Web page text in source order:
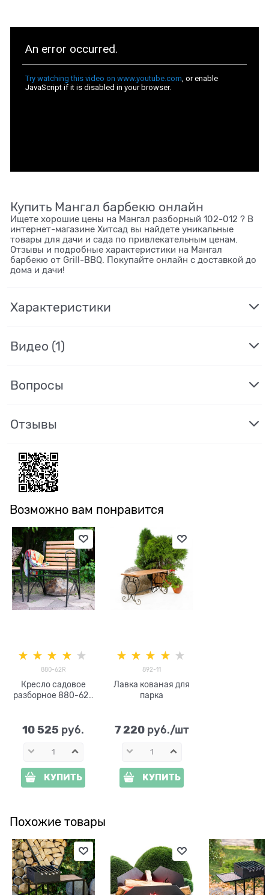
Купить Мангал барбекю онлайн
Ищете хорошие цены на Мангал разборный 102-012 ? В
интернет-магазине Хитсад вы найдете уникальные
товары для дачи и сада по привлекательным ценам.
Отзывы и подробные характеристики на Мангал
барбекю от Grill-BBQ. Покупайте онлайн с доставкой до
дома и дачи!
Характеристики
Видео (1)
Вопросы
Отзывы
Возможно вам понравится
880-62R
Кресло садовое
разборное 880-62R
10 525 руб.
КУПИТЬ
892-11
Лавка кованая для
парка
7 220 руб./шт
КУПИТЬ
Похожие товары